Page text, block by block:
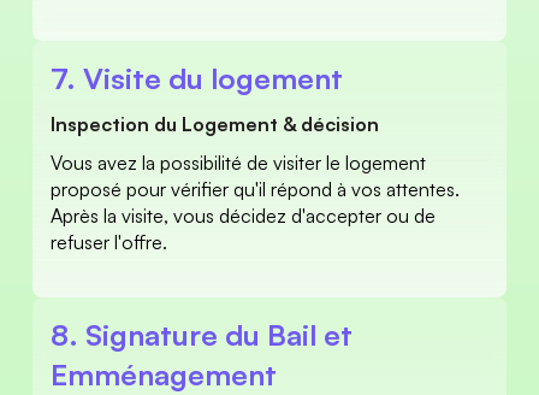
7. Visite du logement
Inspection du Logement & décision
Vous avez la possibilité de visiter le logement
proposé pour vérifier qu'il répond à vos attentes.
Après la visite, vous décidez d'accepter ou de
refuser l'offre.
8. Signature du Bail et
Emménagement